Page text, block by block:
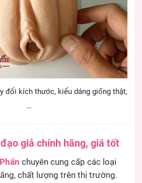
đổi kích thước, kiểu dáng giống thật,
…
giả chính hãng, giá tốt
chuyên cung cấp các loại
chất lượng trên thị trường.